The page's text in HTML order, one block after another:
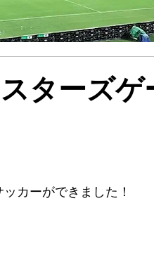
ターズゲ
カーができました！